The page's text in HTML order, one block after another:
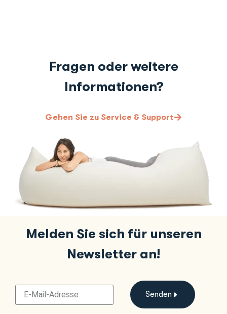
Fragen oder weitere
Informationen?
Gehen Sie zu Service & Support
Melden Sie sich für unseren
Newsletter an!
Senden